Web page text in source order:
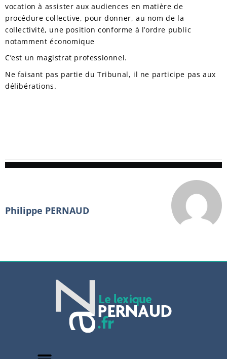
vocation à assister aux audiences en matière de
procédure collective, pour donner, au nom de la
collectivité, une position conforme à l’ordre public
notamment économique
C’est un magistrat professionnel.
Ne faisant pas partie du Tribunal, il ne participe pas aux
délibérations.
Philippe PERNAUD